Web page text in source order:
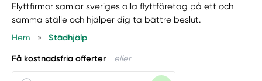
Flyttfirmor samlar sveriges alla flyttföretag på ett och
samma ställe och hjälper dig ta bättre beslut.
Hem
» Städhjälp
Få kostnadsfria offerter eller